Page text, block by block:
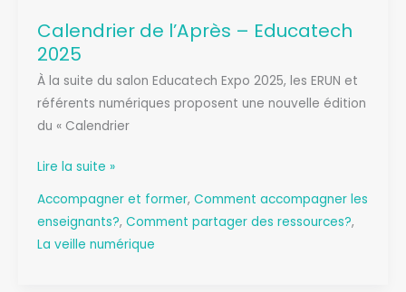
Calendrier de l’Après – Educatech
2025
À la suite du salon Educatech Expo 2025, les ERUN et
référents numériques proposent une nouvelle édition
du « Calendrier
Calendrier
Lire la suite »
Accompagner et former, Comment accompagner les
enseignants?, Comment partager des ressources?,
La veille numérique